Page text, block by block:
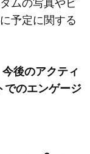
ムの写真やビ
予定に関する
後のアクティ
でのエンゲージ